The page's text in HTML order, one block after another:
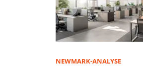
NEWMARK-ANALYSE